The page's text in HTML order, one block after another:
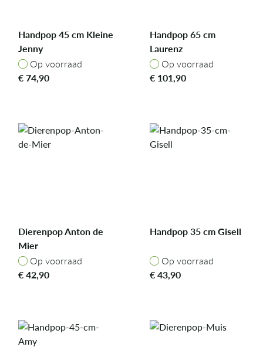
Handpop 45 cm Kleine
Jenny
Op voorraad
Op voorraad
€74,90
Handpop 65 cm
Laurenz
Op voorraad
Op voorraad
€ 101,90
Dierenpop Anton de
Mier
Op voorraad
Op voorraad
€42,90
Handpop 35 cm Gisell
Op voorraad
Op voorraad
€43,90